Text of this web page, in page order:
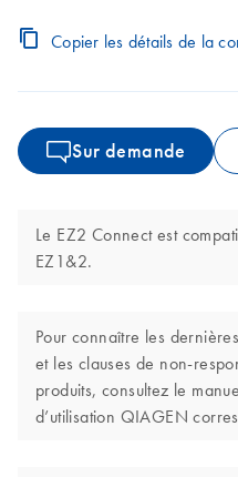
EZ2 Connect Fx Tip Rack –
main-d’œuvre.
Copier les détails de la
Sur demande
Le EZ2 Connect est
EZ1&2.
Pour connaître les
et les clauses de non-
produits, consultez le
d’utilisation QIAGEN